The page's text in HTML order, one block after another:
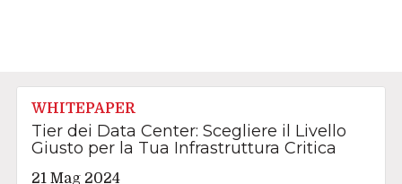
WHITEPAPER
Tier dei Data Center: Scegliere il Livello
Giusto per la Tua Infrastruttura Critica
21 Mag 2024